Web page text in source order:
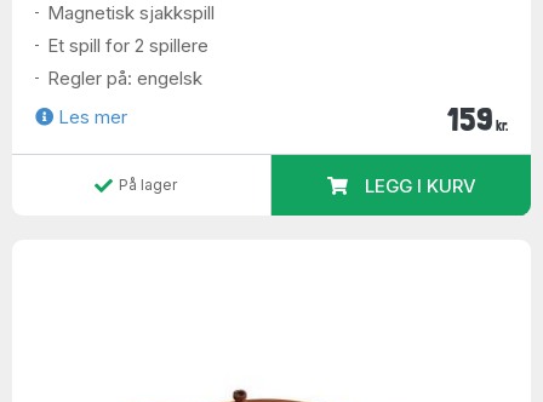
Magnetisk sjakkspill
Et spill for 2 spillere
Regler på: engelsk
Les mer
159 kr.
På lager LEGG I KURV